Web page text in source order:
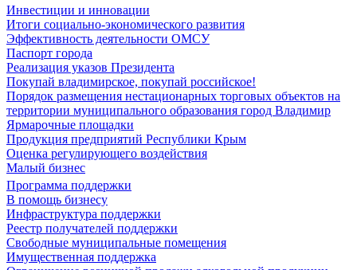
Инвестиции и инновации
Итоги социально-экономического развития
Эффективность деятельности ОМСУ
Паспорт города
Реализация указов Президента
Покупай владимирское, покупай российское!
Порядок размещения нестационарных торговых объектов на
территории муниципального образования город Владимир
Ярмарочные площадки
Продукция предприятий Республики Крым
Оценка регулирующего воздействия
Малый бизнес
Программа поддержки
В помощь бизнесу
Инфраструктура поддержки
Реестр получателей поддержки
Свободные муниципальные помещения
Имущественная поддержка